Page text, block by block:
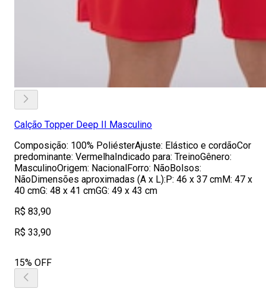
Calção Topper Deep II Masculino
Composição: 100% PoliésterAjuste: Elástico e cordãoCor
predominante: VermelhaIndicado para: TreinoGênero:
MasculinoOrigem: NacionalForro: NãoBolsos:
NãoDimensões aproximadas (A x L):P: 46 x 37 cmM: 47 x
40 cmG: 48 x 41 cmGG: 49 x 43 cm
R$ 83,90
R$ 33,90
15% OFF